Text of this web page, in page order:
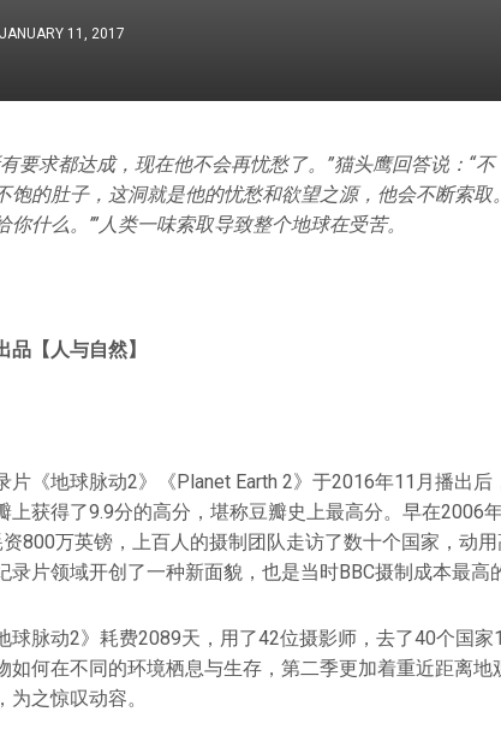
JANUARY 11, 2017
要求都达成，现在他不会再忧愁了。”猫头鹰回答说：“
饱的肚子，这洞就是他的忧愁和欲望之源，他会不断索取
什么。’”人类一味索取导致整个地球在受苦。
品【人与自然】
片《地球脉动2》《Planet Earth 2》于2016年11月播出
上获得了9.9分的高分，堪称豆瓣史上最高分。早在2006
800万英镑，上百人的摄制团队走访了数十个国家，动
录片领域开创了一种新面貌，也是当时BBC摄制成本最高
球脉动2》耗费2089天，用了42位摄影师，去了40个国
如何在不同的环境栖息与生存，第二季更加着重近距离
之惊叹动容。